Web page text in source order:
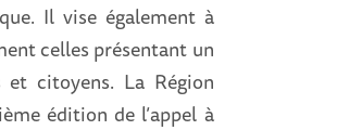
Il vise également à
celles présentant un
citoyens. La Région
édition de l’appel à